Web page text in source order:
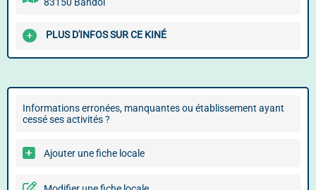
PLUS D'INFOS SUR CE KINÉ
Informations erronées, manquantes ou établissement ayant
cessé ses activités ?
Ajouter une fiche locale